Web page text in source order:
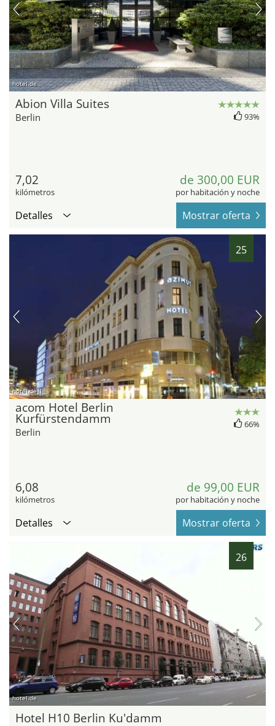
hotel.de
Abion Villa Suites
Berlin 93%
7,02
kilómetros
de 300,00 EUR
por habitación y noche
Detalles Mostrar oferta
25
hotel.de
acom Hotel Berlin
Kurfürstendamm
Berlin
66%
6,08
kilómetros
de 99,00 EUR
por habitación y noche
Detalles Mostrar oferta
26
hotel.de
Hotel H10 Berlin Ku'damm